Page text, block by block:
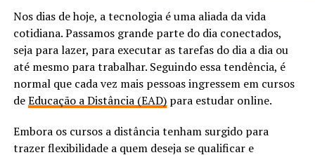
Nos dias de hoje, a tecnologia é uma aliada da vida
cotidiana. Passamos grande parte do dia conectados,
seja para lazer, para executar as tarefas do dia a dia ou
até mesmo para trabalhar. Seguindo essa tendência, é
normal que cada vez mais pessoas ingressem em cursos
deEducação a Distância (EAD)para estudar online.
Embora os cursos a distância tenham surgido para
trazer flexibilidade a quem deseja se qualificar e